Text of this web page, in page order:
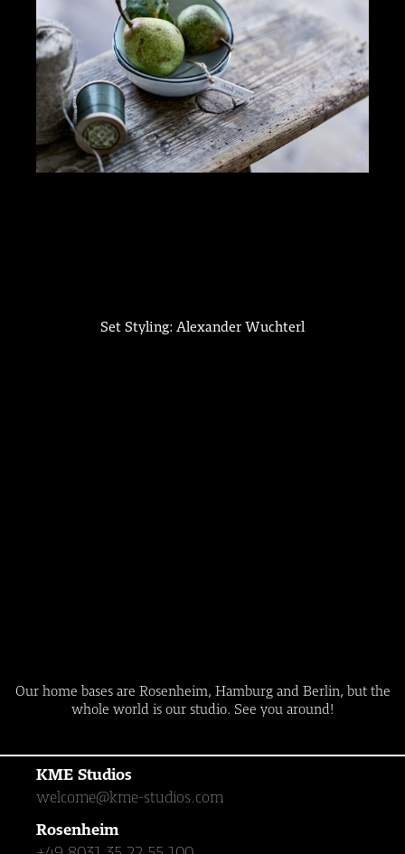
Set Styling: Alexander Wuchterl
Our home bases are Rosenheim, Hamburg and Berlin, but the
whole world is our studio. See you around!
KME Studios
welcome@kme-studios.com
Rosenheim